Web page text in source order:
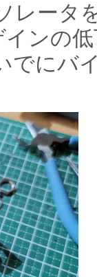
レータ
ンの
でにバ